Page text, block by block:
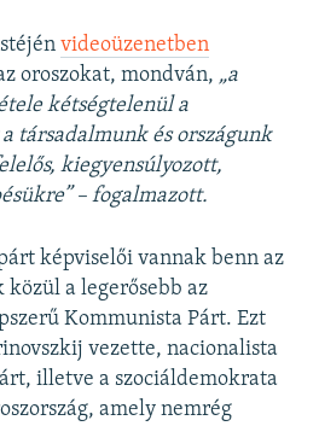
videoüzenetben
oroszokat, mondván, „a
kétségtelenül a
társadalmunk és országunk
kiegyensúlyozott,
– fogalmazott.
képviselői vannak benn az
a legerősebb az
Kommunista Párt. Ezt
vezette, nacionalista
illetve a szociáldemokrata
amely nemrég